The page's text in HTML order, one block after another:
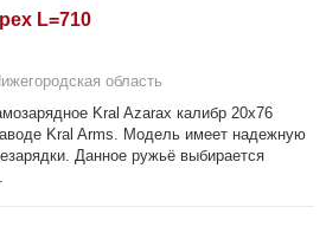
L=710
область
Kral Azarax калибр 20х76
Kral Arms. Модель имеет надежную
Данное ружьё выбирается